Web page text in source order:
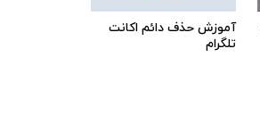
آموزش حذف دائم اکانت
تلگرام